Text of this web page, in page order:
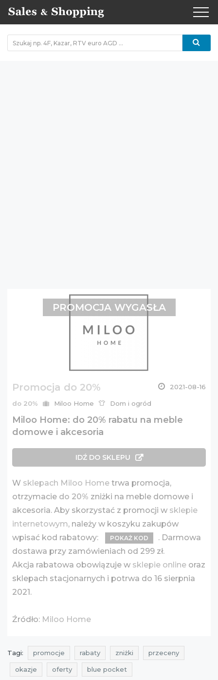
Promocja do 20% 2021-08-16
do 20% Miloo Home Dom i ogród
Miloo Home: do 20% rabatu na meble
domowe i akcesoria
IDŹ DO SKLEPU
W sklepach Miloo Home trwa promocja,
otrzymacie do 20% zniżki na meble domowe i
akcesoria. Aby skorzystać z promocji w sklepie
internetowym, należy w koszyku zakupów
wpisać kod rabatowy:
POKAŻ KOD
. Darmowa
dostawa przy zamówieniach od 299 zł.
Akcja rabatowa obowiązuje w sklepie online oraz
sklepach stacjonarnych i potrwa do 16 sierpnia
2021.
Źródło: Miloo Home
PROMOCJA WYGASŁA
Tagi: promocje rabaty zniżki przeceny
okazje oferty blue pocket